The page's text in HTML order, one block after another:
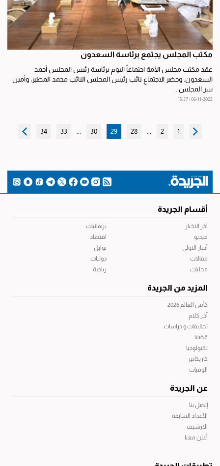
مكتب المجلس يجتمع برئاسة السعدون
عقد مكتب مجلس الأمة اجتماعاً اليوم برئاسة رئيس المجلس أحمد
السعدون. وحضر الاجتماع نائب رئيس المجلس النائب محمد المطير، وأمين
سر المجلس...
06-11-2022 | 15:37
1
2
28
29
30
33
34
أقسام الجريدة
آخر الاخبار
فيديو
أخبار الاولى
مقالات
محليات
برلمانيات
اقتصاد
توابل
دوليات
رياضة
المزيد من الجريدة
كأس العالم 2026
آخر كلام
تحقيقات و دراسات
قضايا
تكنولوجيا
كاريكاتير
الوفيات
عن الجريدة
إتصل بنا
الأعداد السابقة
الارشيف
أعلن معنا